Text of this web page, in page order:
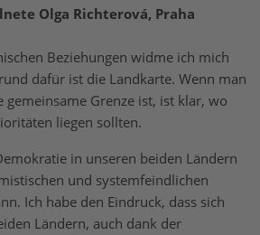
Olga Richterová, Praha
Beziehungen widme ich mich
dafür ist die Landkarte. Wenn man
gemeinsame Grenze ist, ist klar, wo
liegen sollten.
in unseren beiden Ländern
und systemfeindlichen
Ich habe den Eindruck, dass sich
Ländern, auch dank der